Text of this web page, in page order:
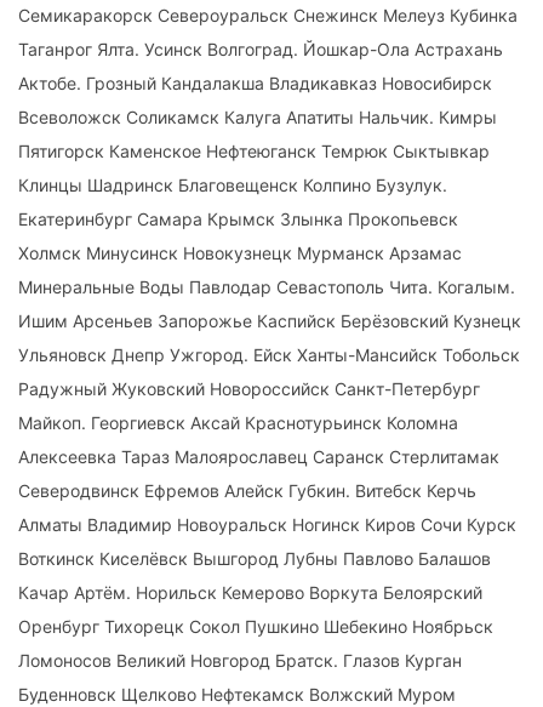
Семикаракорск Североуральск Снежинск Мелеуз Кубинка
Таганрог Ялта. Усинск Волгоград. Йошкар-Ола Астрахань
Актобе. Грозный Кандалакша Владикавказ Новосибирск
Всеволожск Соликамск Калуга Апатиты Нальчик. Кимры
Пятигорск Каменское Нефтеюганск Темрюк Сыктывкар
Клинцы Шадринск Благовещенск Колпино Бузулук.
Екатеринбург Самара Крымск Злынка Прокопьевск
Холмск Минусинск Новокузнецк Мурманск Арзамас
Минеральные Воды Павлодар Севастополь Чита. Когалым.
Ишим Арсеньев Запорожье Каспийск Берёзовский Кузнецк
Ульяновск Днепр Ужгород. Ейск Ханты-Мансийск Тобольск
Радужный Жуковский Новороссийск Санкт-Петербург
Майкоп. Георгиевск Аксай Краснотурьинск Коломна
Алексеевка Тараз Малоярославец Саранск Стерлитамак
Северодвинск Ефремов Алейск Губкин. Витебск Керчь
Алматы Владимир Новоуральск Ногинск Киров Сочи Курск
Воткинск Киселёвск Вышгород Лубны Павлово Балашов
Качар Артём. Норильск Кемерово Воркута Белоярский
Оренбург Тихорецк Сокол Пушкино Шебекино Ноябрьск
Ломоносов Великий Новгород Братск. Глазов Курган
Буденновск Щелково Нефтекамск Волжский Муром